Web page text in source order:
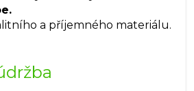
a příjemného materiálu.